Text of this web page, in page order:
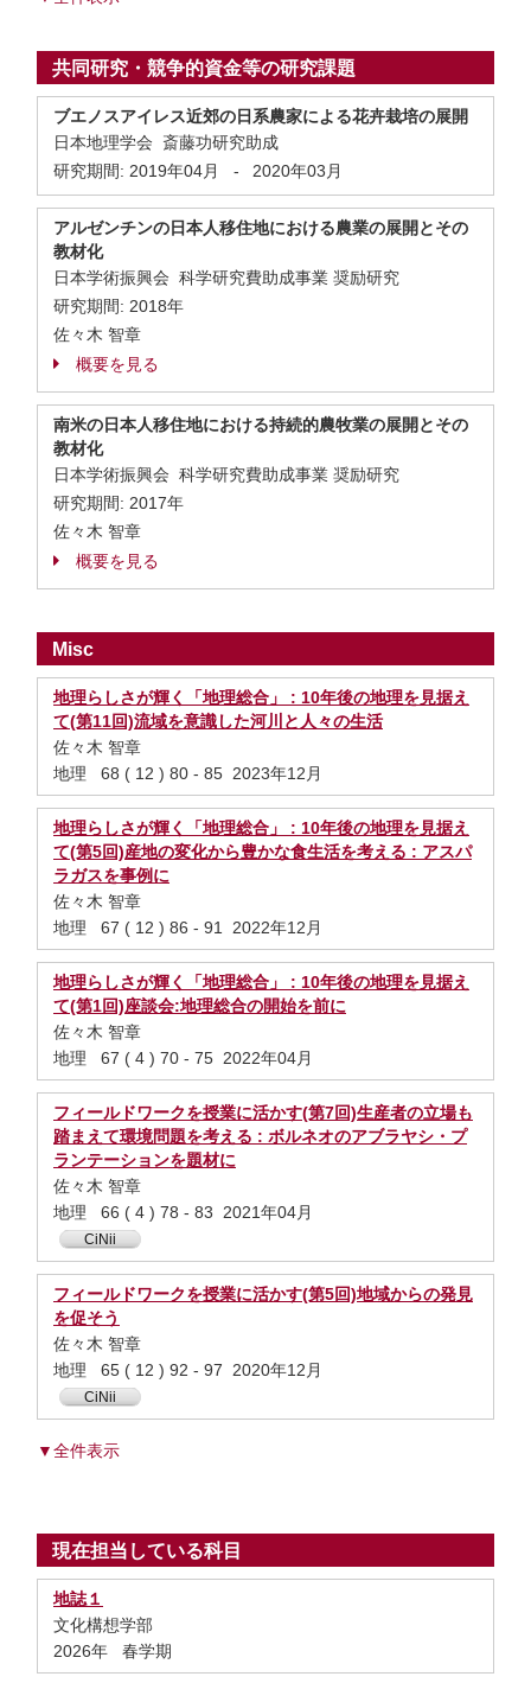
共同研究・競争的資金等の研究課題
ブエノスアイレス近郊の日系農家による花卉栽培の展開
日本地理学会 斎藤功研究助成
研究期間: 2019年04月 - 2020年03月
アルゼンチンの日本人移住地における農業の展開とその
教材化
日本学術振興会 科学研究費助成事業 奨励研究
研究期間: 2018年
佐々木 智章
概要を見る
南米の日本人移住地における持続的農牧業の展開とその
教材化
日本学術振興会 科学研究費助成事業 奨励研究
研究期間: 2017年
佐々木 智章
概要を見る
Misc
地理らしさが輝く「地理総合」 : 10年後の地理を見据え
て(第11回)流域を意識した河川と人々の生活
佐々木 智章
地理 68 ( 12 ) 80 - 85 2023年12月
地理らしさが輝く「地理総合」 : 10年後の地理を見据え
て(第5回)産地の変化から豊かな食生活を考える : アスパ
ラガスを事例に
佐々木 智章
地理 67 ( 12 ) 86 - 91 2022年12月
地理らしさが輝く「地理総合」 : 10年後の地理を見据え
て(第1回)座談会:地理総合の開始を前に
佐々木 智章
地理 67 ( 4 ) 70 - 75 2022年04月
フィールドワークを授業に活かす(第7回)生産者の立場も
踏まえて環境問題を考える : ボルネオのアブラヤシ・プ
ランテーションを題材に
佐々木 智章
地理 66 ( 4 ) 78 - 83 2021年04月
CiNii
フィールドワークを授業に活かす(第5回)地域からの発見
を促そう
佐々木 智章
地理 65 ( 12 ) 92 - 97 2020年12月
CiNii
▼全件表示
現在担当している科目
地誌１
文化構想学部
2026年 春学期